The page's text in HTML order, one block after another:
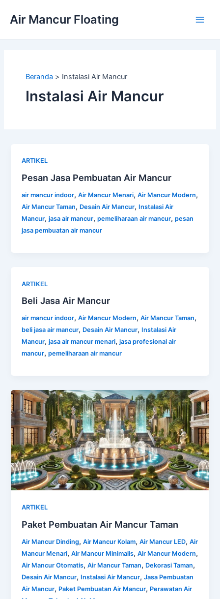
Air Mancur Floating
Beranda Instalasi Air Mancur
Instalasi Air Mancur
ARTIKEL
Pesan Jasa Pembuatan Air Mancur
air mancur indoor,Air Mancur Menari,Air Mancur Modern,
Air Mancur Taman, Desain Air Mancur, Instalasi Air
Mancur,jasa air mancur,pemeliharaan air mancur,pesan
jasa pembuatan air mancur
ARTIKEL
Beli Jasa Air Mancur
air mancur indoor,Air Mancur Modern,Air Mancur Taman,
beli jasa air mancur, Desain Air Mancur, Instalasi Air
Mancur,jasa air mancur menari,jasa profesional air
mancur,pemeliharaan air mancur
ARTIKEL
Paket Pembuatan Air Mancur Taman
Air Mancur Dinding,Air Mancur Kolam,Air Mancur LED,Air
Mancur Menari,Air Mancur Minimalis,Air Mancur Modern,
Air Mancur Otomatis,Air Mancur Taman, Dekorasi Taman,
Desain Air Mancur, Instalasi Air Mancur,Jasa Pembuatan
Air Mancur, Paket Pembuatan Air Mancur, Perawatan Air